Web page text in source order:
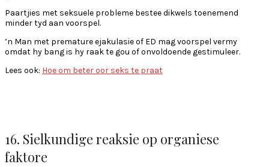
Paartjies met seksuele probleme bestee dikwels toenemend
minder tyd aan voorspel.
’n Man met premature ejakulasie of ED mag voorspel vermy
omdat hy bang is hy raak te gou of onvoldoende gestimuleer.
Lees ook: Hoe om beter oor seks te praat
16. Sielkundige reaksie op organiese
faktore